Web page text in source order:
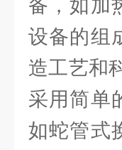
备，如加
设备的组
造工艺和
采用简单
如蛇管式